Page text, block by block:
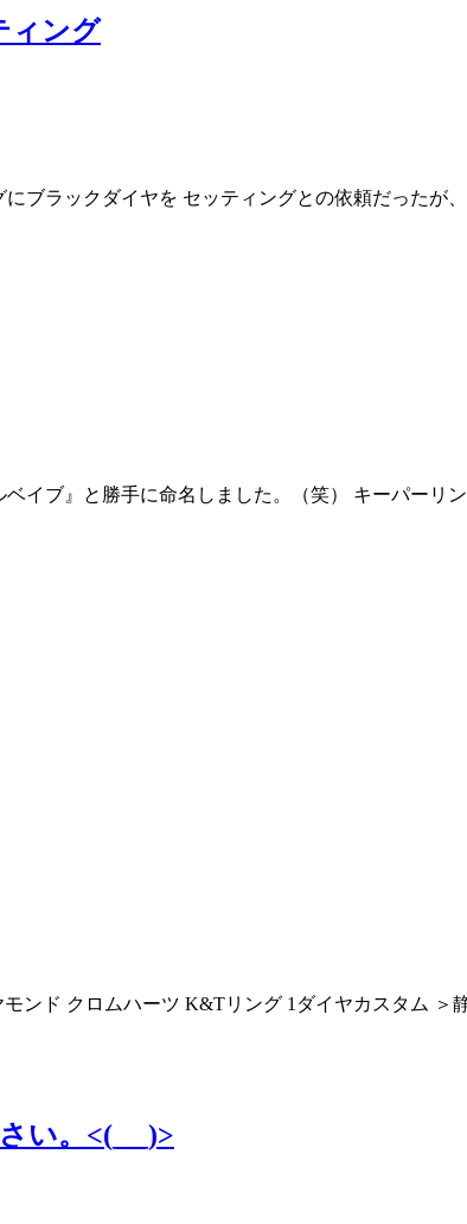
ィング
ブラックダイヤを セッティングとの依頼だったが
イブ』と勝手に命名しました。（笑） キーパーリ
ド クロムハーツ K&Tリング 1ダイヤカスタム ＞
い。<(_ _)>